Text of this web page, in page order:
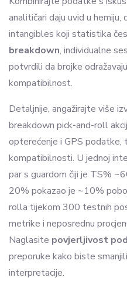
analitičari daju uvid u
intangibles koji statistika
breakdown, individualne
potvrdili da brojke
kompatibilnost.
Detaljnije, angažirajte više
breakdown pick-and-roll
opterećenje i GPS podatke,
kompatibilnosti. U jednoj
par s guardom čiji je TS%
20% pokazao je ~10%
rolla tijekom 300 testnih
metrike i neposrednu
Naglasite povjerljivost
preporuke kako biste
interpretacije.